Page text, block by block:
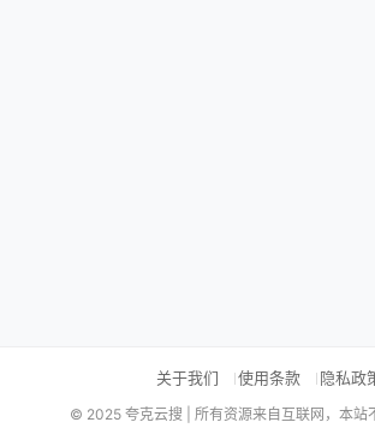
关于我们 使用条款 隐私政
© 2025 夸克云搜 | 所有资源来自互联网，本站